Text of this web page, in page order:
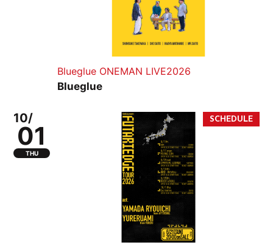
Blueglue ONEMAN LIVE2026
Blueglue
10/
01
THU